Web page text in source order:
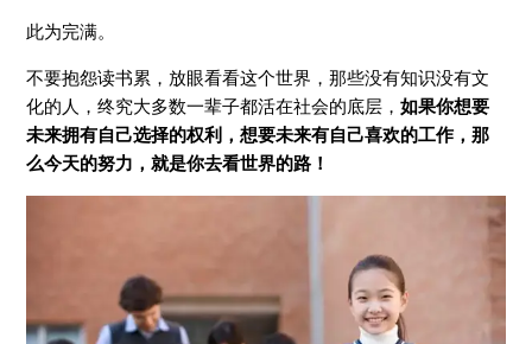
此为完满。
不要抱怨读书累，放眼看看这个世界，那些没有知识没有文
化的人，终究大多数一辈子都活在社会的底层， 如果你想要
未来拥有自己选择的权利， 想要未来有自己喜欢的工作，那
么今天的努力，就是你去看世界的路！